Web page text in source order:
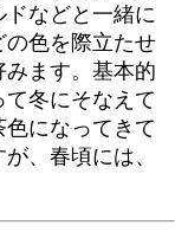
などと一緒に
色を際立たせ
ます。基本的
冬にそなえて
になってきて
、春頃には、